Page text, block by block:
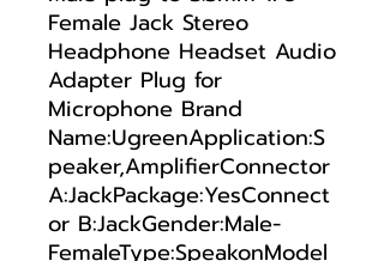
Female Jack Stereo
Headphone Headset Audio
Adapter Plug for
Microphone Brand
Name:UgreenApplication:S
peaker,AmplifierConnector
A:JackPackage:YesConnect
or B:JackGender:Male-
FemaleType:SpeakonModel